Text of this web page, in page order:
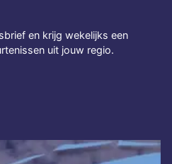
en krijg wekelijks een
uit jouw regio.